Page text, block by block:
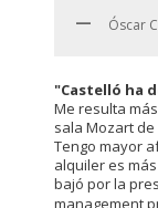
Óscar
"Castelló ha
Me resulta
sala Mozart
Tengo mayor
alquiler es
bajó por la
management